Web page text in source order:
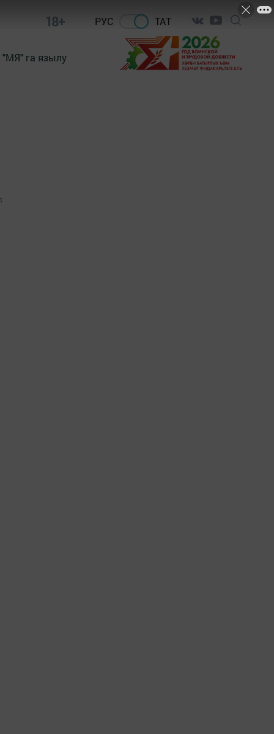
18+ РУС ТАТ
"МЯ" га язылу